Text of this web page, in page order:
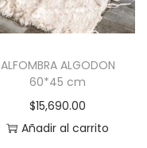
ALFOMBRA ALGODON
60*45 cm
$15,690.00
Añadir al carrito